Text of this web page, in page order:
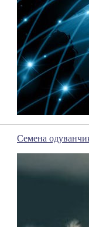
Семена